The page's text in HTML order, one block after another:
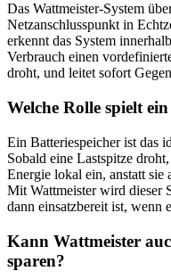
Das Wattmeister-System
Netzanschlusspunkt in
erkennt das System
Verbrauch einen
droht, und leitet sofort
Welche Rolle spielt
Ein Batteriespeicher ist das
Sobald eine Lastspitze
Energie lokal ein, anstatt sie
Mit Wattmeister wird dieser
dann einsatzbereit ist, wenn
Kann Wattmeister
sparen?